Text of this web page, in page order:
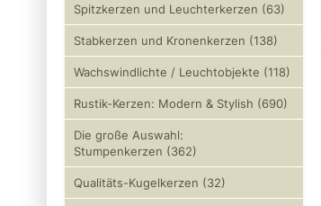
Spitzkerzen und Leuchterkerzen (63)
Stabkerzen und Kronenkerzen (138)
Wachswindlichte / Leuchtobjekte (118)
Rustik-Kerzen: Modern & Stylish (690)
Die große Auswahl:
Stumpenkerzen (362)
Qualitäts-Kugelkerzen (32)